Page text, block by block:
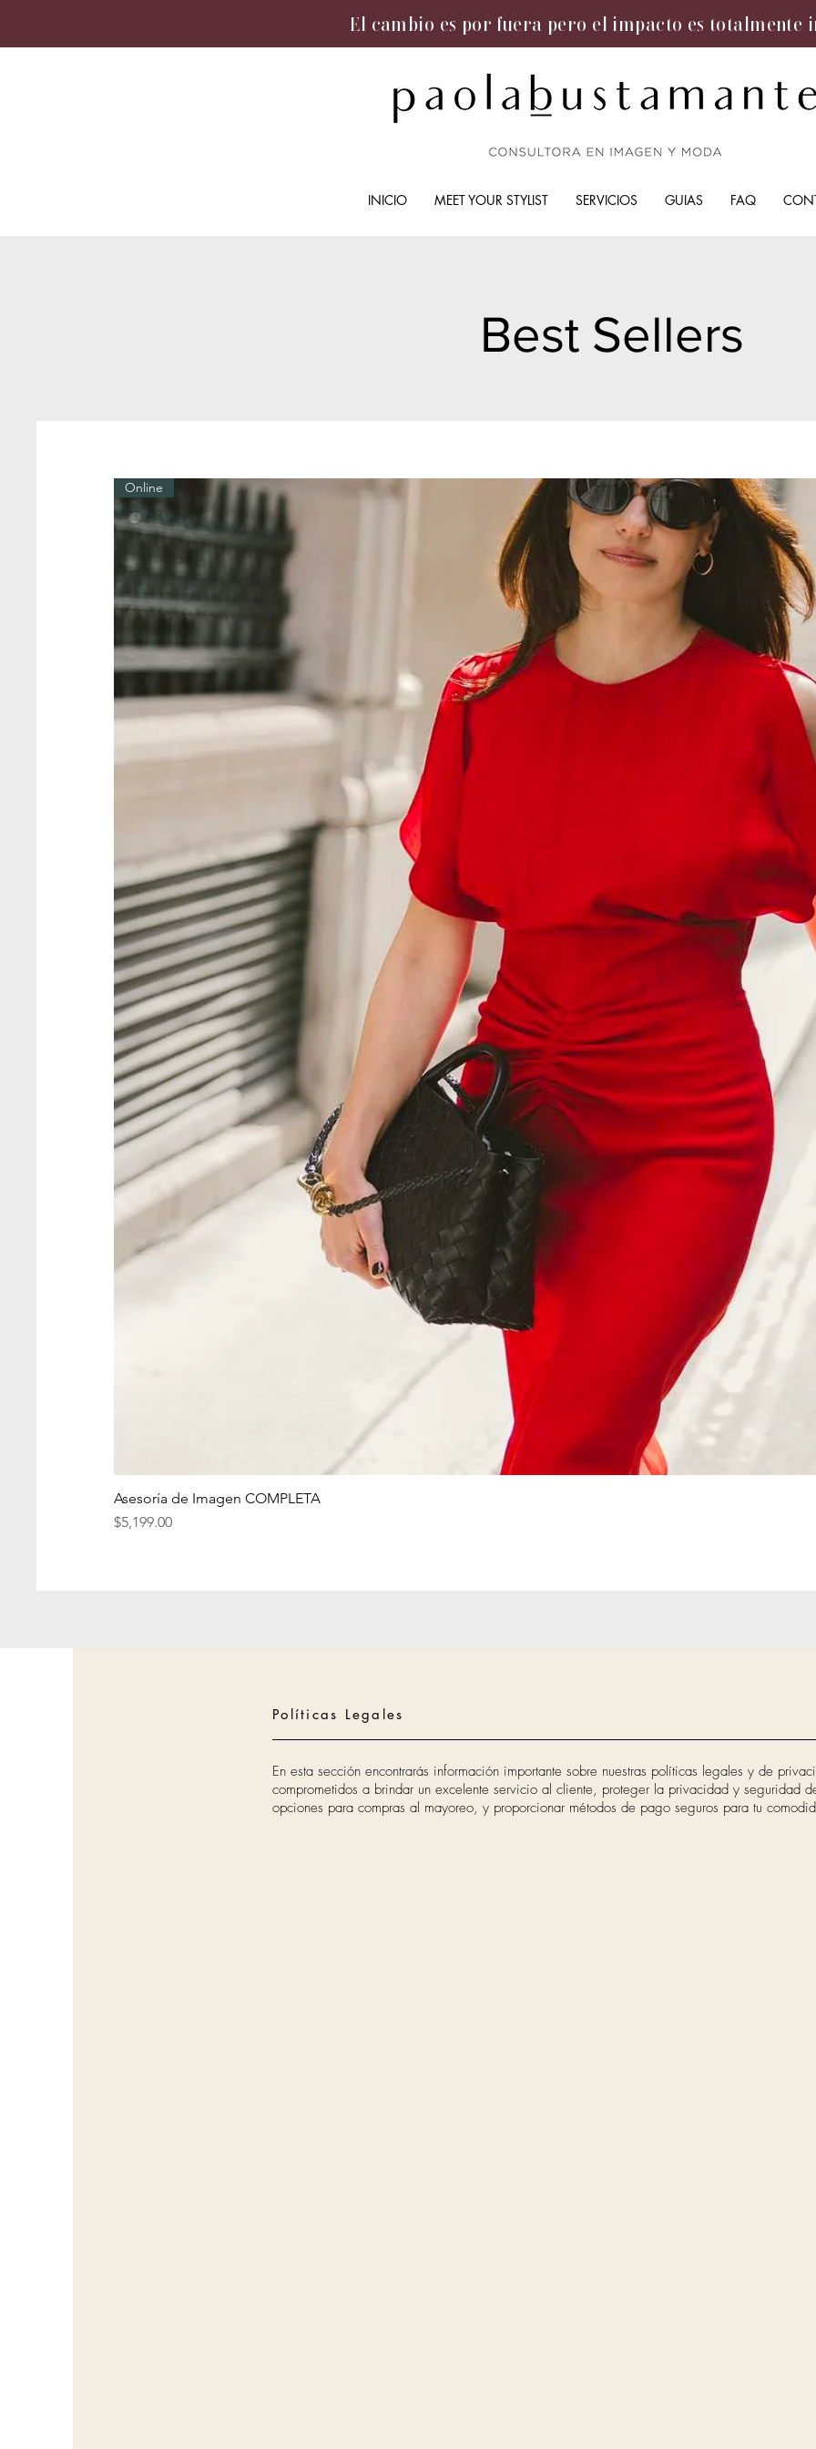
El cambio es por fuera pero el impacto es totalmente
INICIO MEET YOUR STYLIST SERVICIOS GUIAS FAQ
Best Sellers
Online
Asesoría de Imagen COMPLETA
Precio
$5,199.00
Políticas Legales
En esta sección encontrarás información importante sobre nuestras políticas legales y de
comprometidos a brindar un excelente servicio al cliente, proteger la privacidad y seguridad
opciones para compras al mayoreo, y proporcionar métodos de pago seguros para tu